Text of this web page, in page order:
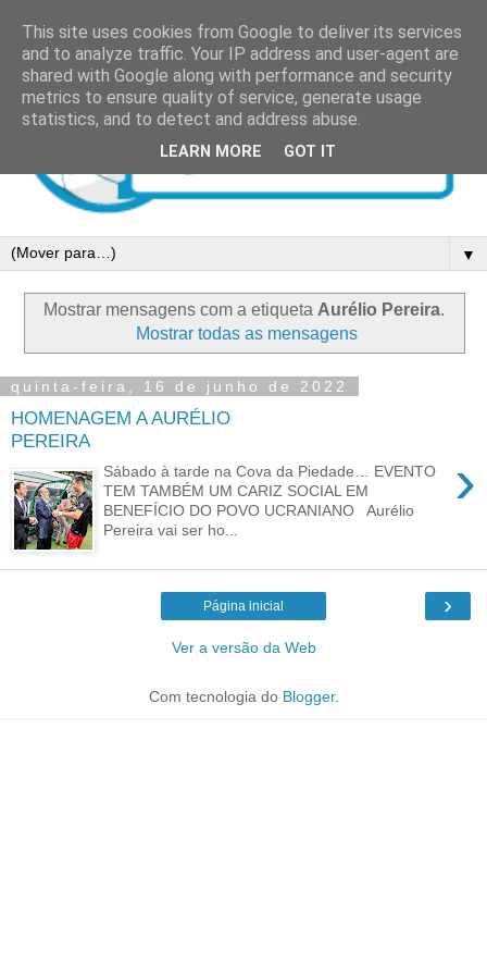
▼
Mostrar mensagens com a etiqueta Aurélio Pereira.
Mostrar todas as mensagens
quinta-feira, 16 de junho de 2022
HOMENAGEM A AURÉLIO
PEREIRA
›
Sábado à tarde na Cova da Piedade… EVENTO
TEM TAMBÉM UM CARIZ SOCIAL EM
BENEFÍCIO DO POVO UCRANIANO Aurélio
Pereira vai ser ho...
›
Página inicial
Ver a versão da Web
Com tecnologia do Blogger.
This site uses cookies from Google to deliver its services
and to analyze traffic. Your IP address and user-agent are
shared with Google along with performance and security
metrics to ensure quality of service, generate usage
statistics, and to detect and address abuse.
LEARN MORE GOT IT